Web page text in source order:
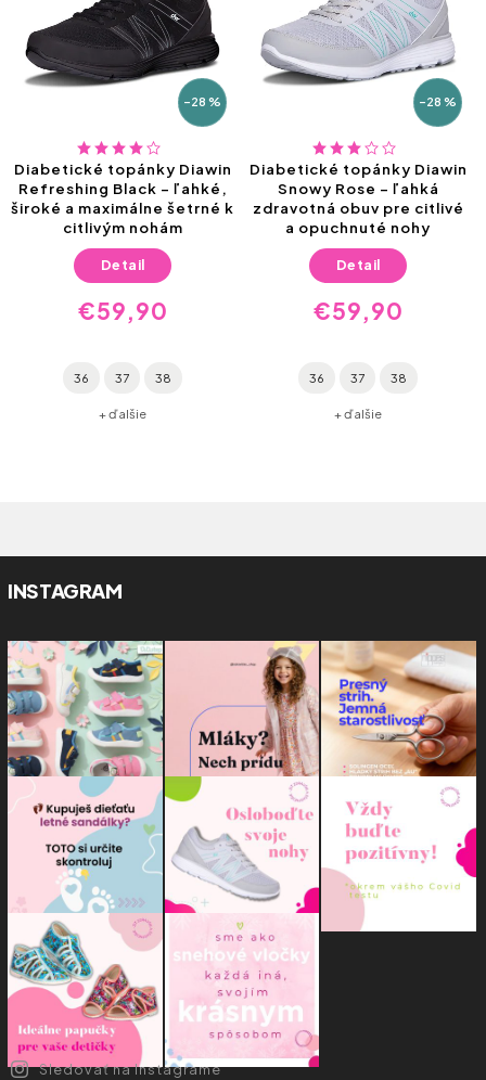
–28 %
Diabetické topánky Diawin
Refreshing Black – ľahké,
široké a maximálne šetrné k
citlivým nohám
€59,90
Detail
36 37 38
+ ďalšie
–28 %
Diabetické topánky Diawin
Snowy Rose – ľahká
zdravotná obuv pre citlivé
a opuchnuté nohy
€59,90
Detail
36 37 38
+ ďalšie
INSTAGRAM
Sledovať na Instagrame